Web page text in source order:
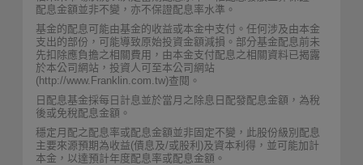
配息金額並非不變，亦不保證配息率水準。
基金的配息可能由基金的收益或本金中支付。任何涉及由本金
支出的部份，可能導致原始投資金額減損。部分基金配息前未
先扣除應負擔之相關費用，由本金支付配息之相關資料已揭露
於本公司網站，投資人可至本公司網站
(http://www.Franklin.com.tw)查閱。
日配息基金採每日計息並於當月之除息日配發配息金額，為稅
後或免稅配息金額。
穩定月配之配息率或配息金額並非固定不變，此股份級別配息
主要來源預期為收益(債息及/或股利)及資本利得，並可能加計
本金，以達預計年度配息率或配息金額。